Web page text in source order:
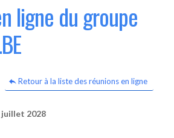
ligne du groupe
Retour à la liste des réunions en ligne
juillet 2028